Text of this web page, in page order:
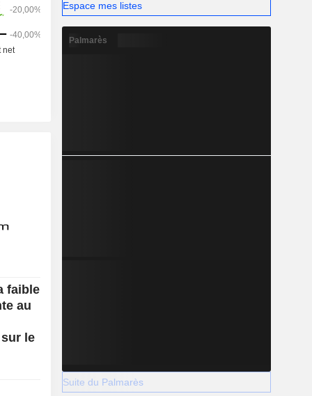
faible
au
le
Espace mes listes
Palmarès
Suite du Palmarès